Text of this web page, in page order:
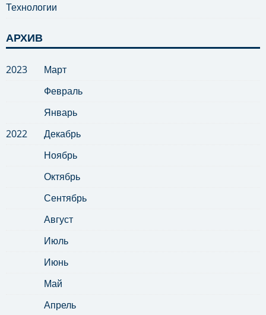
Технологии
АРХИВ
2023
Март
Февраль
Январь
2022
Декабрь
Ноябрь
Октябрь
Сентябрь
Август
Июль
Июнь
Май
Апрель